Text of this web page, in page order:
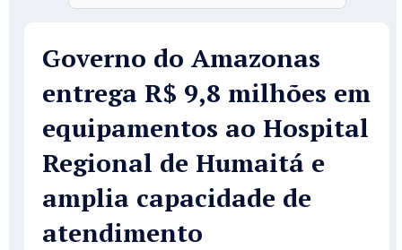
Governo do Amazonas
entrega R$ 9,8 milhões em
equipamentos ao Hospital
Regional de Humaitá e
amplia capacidade de
atendimento